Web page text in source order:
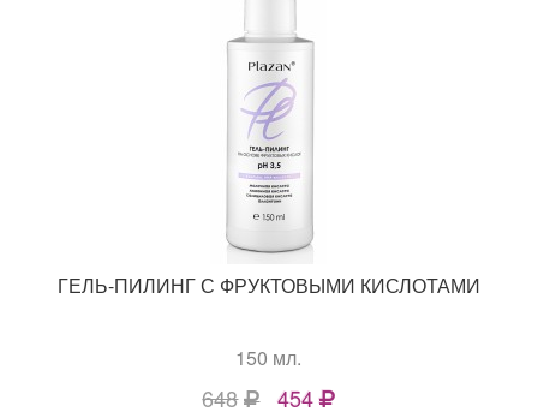
ГЕЛЬ-ПИЛИНГ С ФРУКТОВЫМИ КИСЛОТАМИ
150 мл.
648 454